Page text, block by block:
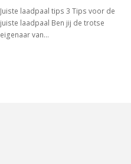
Juiste laadpaal tips 3 Tips voor de
juiste laadpaal Ben jij de trotse
eigenaar van…